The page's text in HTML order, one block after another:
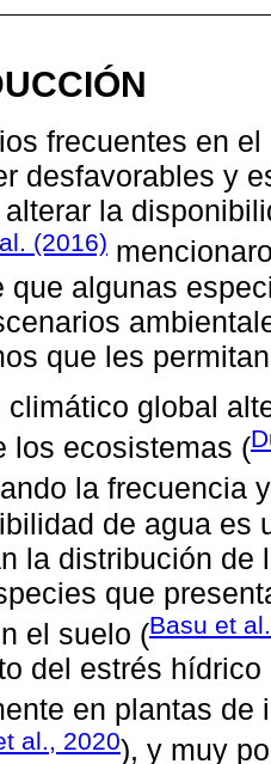
frecuentes en
desfavorables y
la
(2016)
que algunas
que les
climático global
los ecosistemas (
la frecuencia
de agua es
la distribución de
que
el suelo (Basu et
del estrés
en plantas de
al., 2020), y muy